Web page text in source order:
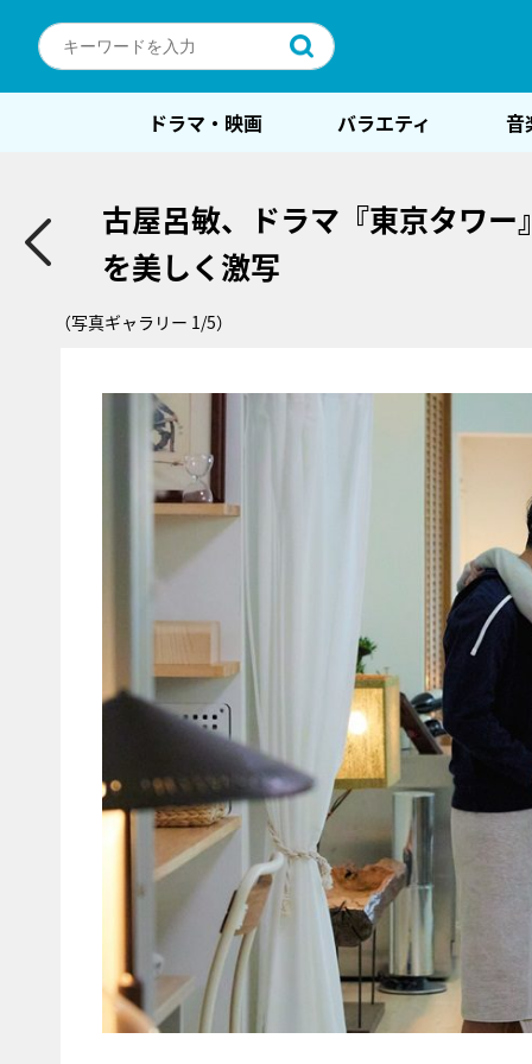
ドラマ・映画 バラエティ 音
古屋呂敏、ドラマ『東京タワ
を美しく激写
（写真ギャラリー 1/5）